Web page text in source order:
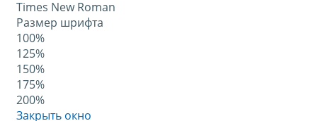
Times New Roman
Размер шрифта
100%
125%
150%
175%
200%
Закрыть окно